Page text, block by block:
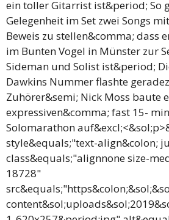
ein toller Gitarrist ist&period; So
Gelegenheit im Set zwei Songs
Beweis zu stellen&comma; dass
im Bunten Vogel in Münster zur
Sideman und Solist ist&period;
Dawkins Nummer flashte
Zuhörer&semi; Nick Moss baute
expressiven&comma; fast 15-
Solomarathon
style&equals;"text-align&colon;
class&equals;"alignnone size-
18728"